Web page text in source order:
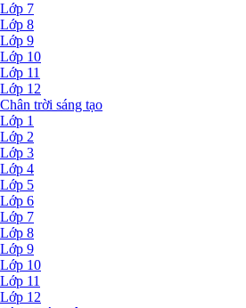
Lớp 7
Lớp 8
Lớp 9
Lớp 10
Lớp 11
Lớp 12
Chân trời sáng tạo
Lớp 1
Lớp 2
Lớp 3
Lớp 4
Lớp 5
Lớp 6
Lớp 7
Lớp 8
Lớp 9
Lớp 10
Lớp 11
Lớp 12